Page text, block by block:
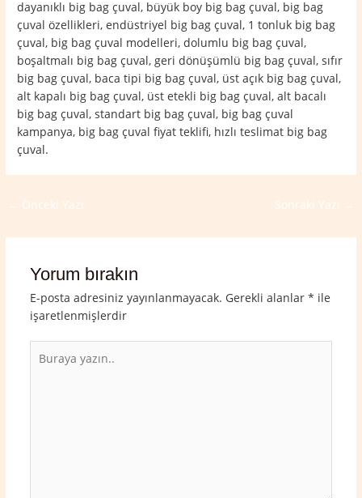
dayanıklı big bag çuval, büyük boy big bag çuval, big bag
çuval özellikleri, endüstriyel big bag çuval, 1 tonluk big bag
çuval, big bag çuval modelleri, dolumlu big bag çuval,
boşaltmalı big bag çuval, geri dönüşümlü big bag çuval, sıfır
big bag çuval, baca tipi big bag çuval, üst açık big bag çuval,
alt kapalı big bag çuval, üst etekli big bag çuval, alt bacalı
big bag çuval, standart big bag çuval, big bag çuval
kampanya, big bag çuval fiyat teklifi, hızlı teslimat big bag
çuval.
← Önceki Yazı Sonraki Yazı →
Yorum bırakın
E-posta adresiniz yayınlanmayacak. Gerekli alanlar * ile
işaretlenmişlerdir
yazın..